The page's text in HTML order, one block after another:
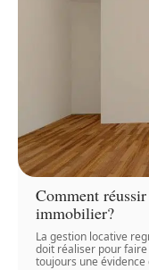
Comment
immobilier?
La gestion locative
doit réaliser pour faire
toujours une évidence